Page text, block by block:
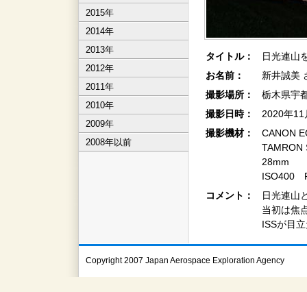
2015年
2014年
2013年
2012年
2011年
2010年
2009年
2008年以前
タイトル：
日光連山
お名前：
新井誠美
撮影場所：
栃木県宇
撮影日時：
2020年
撮影機材：
CANON
TAMRON
28mm
ISO400
コメント：
日光連山
当初は焦
ISSが目
Copyright 2007 Japan Aerospace Exploration Agency